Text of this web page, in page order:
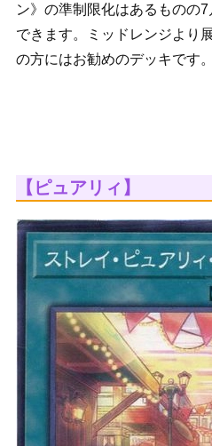
ン》の準制限化はあるものの
できます。ミッドレンジより
の方にはお勧めのデッキです。
【ピュアリィ】